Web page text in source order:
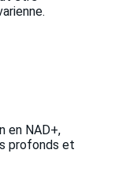
en NAD+,
profonds et